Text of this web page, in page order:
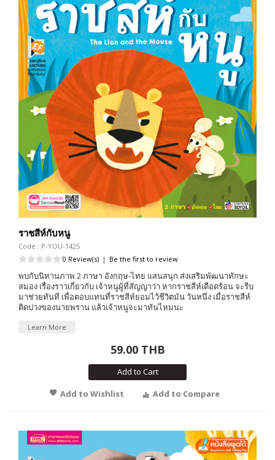
ราชสีห์กับหนู
Code : P-YOU-1425
0 Review(s) | Be the first to review
พบกับนิทานภาพ 2 ภาษา อังกฤษ-ไทย แสนสนุก ส่งเสริมพัฒนาทักษะ
สมอง เรื่องราวเกี่ยวกับ เจ้าหนูผู้ที่สัญญาว่า หากราชสีห์เดือดร้อน จะรีบ
มาช่วยทันที เพื่อตอบแทนที่ราชสีห์ยอมไว้ชีวิตมัน วันหนึ่ง เมื่อราชสีห์
ติดบ่วงของนายพราน แล้วเจ้าหนูจะมาทันไหมนะ
Learn More
59.00 THB
Add to Cart
Add to Wishlist
Add to Compare